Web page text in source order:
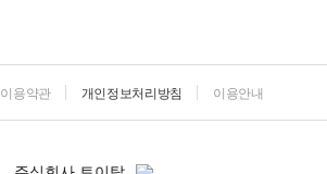
이용약관 개인정보처리방침 이용안내